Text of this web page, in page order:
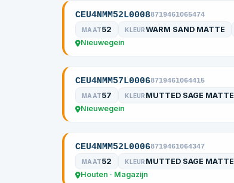
CEU4NMM52L00088719461065474
MAAT52 KLEURWARM SAND MATTE
Nieuwegein
CEU4NMM57L00068719461064415
MAAT57 KLEUR MUTTED SAGE MATTE
Nieuwegein
CEU4NMM52L00068719461064347
MAAT52 KLEUR MUTTED SAGE MATTE
Houten · Magazijn